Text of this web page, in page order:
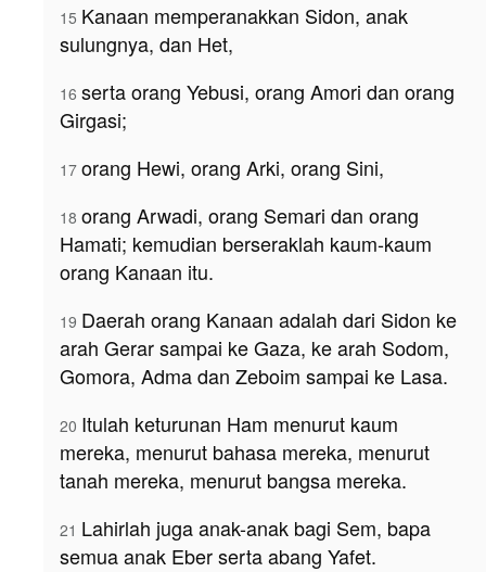
15 Kanaan memperanakkan Sidon, anak
sulungnya, dan Het,
16 serta orang Yebusi, orang Amori dan orang
Girgasi;
17 orang Hewi, orang Arki, orang Sini,
18 orang Arwadi, orang Semari dan orang
Hamati; kemudian berseraklah kaum-kaum
orang Kanaan itu.
19 Daerah orang Kanaan adalah dari Sidon ke
arah Gerar sampai ke Gaza, ke arah Sodom,
Gomora, Adma dan Zeboim sampai ke Lasa.
20 Itulah keturunan Ham menurut kaum
mereka, menurut bahasa mereka, menurut
tanah mereka, menurut bangsa mereka.
21 Lahirlah juga anak-anak bagi Sem, bapa
semua anak Eber serta abang Yafet.